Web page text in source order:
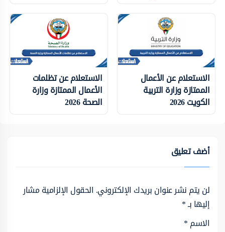
الاستعلام عن الأعمال
الممتازة وزارة التربية
الكويت 2026
الاستعلام عن تظلمات
الأعمال الممتازة وزارة
الصحة 2026
أضف تعليق
لن يتم نشر عنوان بريدك الإلكتروني. الحقول الإلزامية مشار
إليها بـ*
الاسم*